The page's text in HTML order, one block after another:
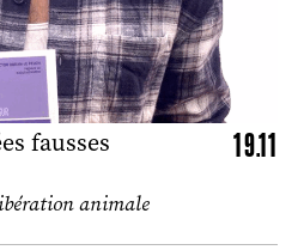
fausses
19.11
animale